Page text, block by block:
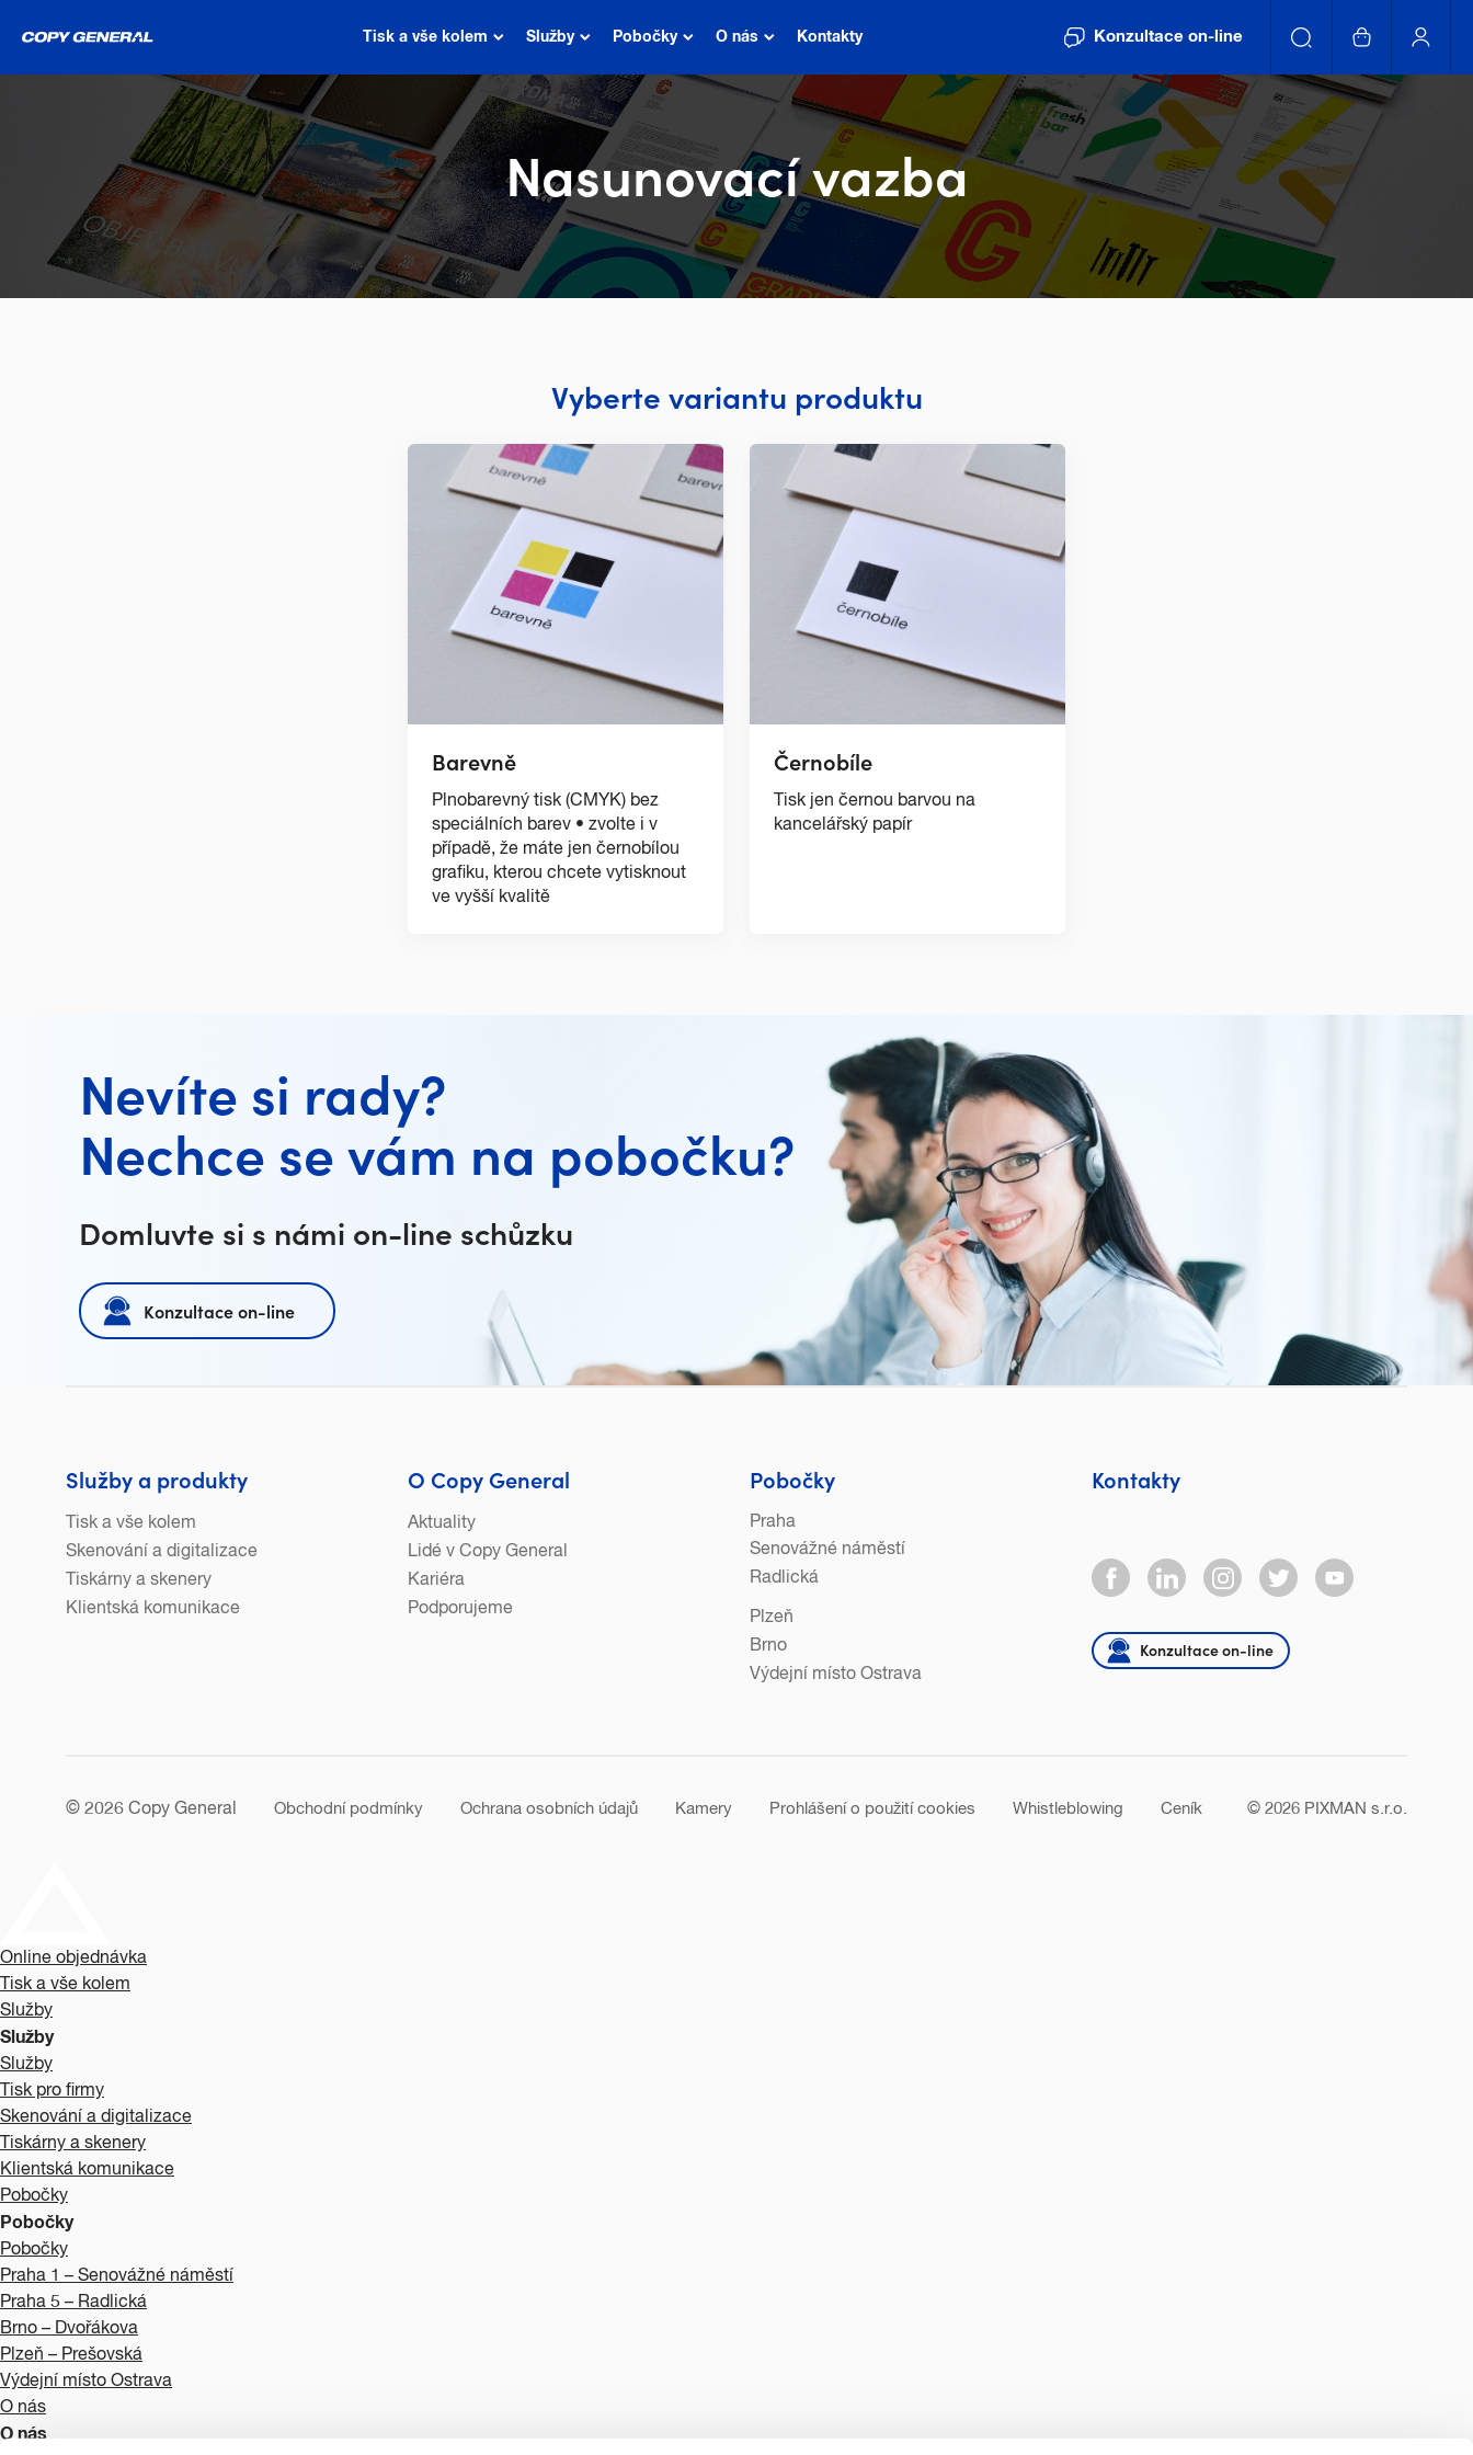
Tisk a vše kolem Služby Pobočky O nás Kontakty Konzultace on-line
Nasunovací vazba
Vyberte variantu produktu
Barevně
Plnobarevný tisk (CMYK) bez
speciálních barev • zvolte i v
případě, že máte jen černobílou
grafiku, kterou chcete vytisknout
ve vyšší kvalitě
Černobíle
Tisk jen černou barvou na
kancelářský papír
Nevíte si rady?
Nechce se vám na pobočku?
Domluvte si s námi on-line schůzku
Konzultace on-line
Služby a produkty
Tisk a vše kolem
Skenování a digitalizace
Tiskárny a skenery
Klientská komunikace
O Copy General
Aktuality
Lidé v Copy General
Kariéra
Podporujeme
Pobočky
Praha
Senovážné náměstí
Radlická
Plzeň
Brno
Výdejní místo Ostrava
Kontakty
Konzultace on-line
© 2026 Copy General Obchodní podmínky Ochrana osobních údajů Kamery Prohlášení o použití cookies Whistleblowing Ceník © 2026 PIXMAN s.r.o.
Online objednávka
Tisk a vše kolem
Služby
Služby
Služby
Tisk pro firmy
Skenování a digitalizace
Tiskárny a skenery
Klientská komunikace
Pobočky
Pobočky
Pobočky
Praha 1 – Senovážné náměstí
Praha 5 – Radlická
Brno – Dvořákova
Plzeň – Prešovská
Výdejní místo Ostrava
O nás
O nás